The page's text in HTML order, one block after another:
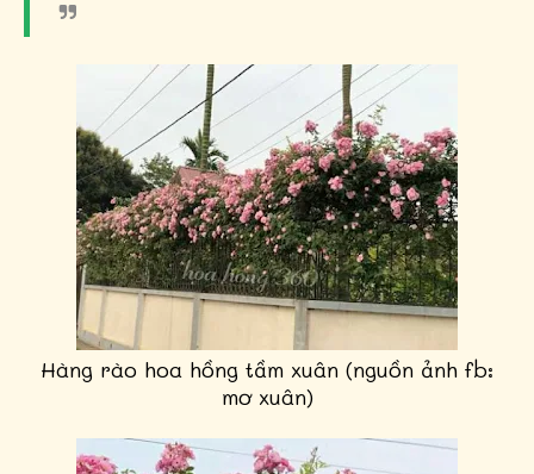
Hàng rào hoa hồng tầm xuân (nguồn ảnh fb:
mơ xuân)